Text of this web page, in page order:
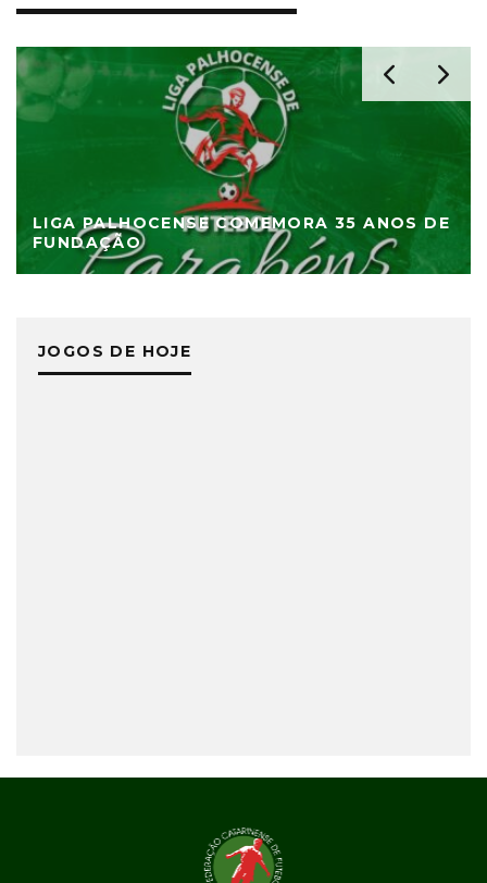
LIGA PALHOCENSE COMEMORA 35 ANOS DE
FUNDAÇÃO
JOGOS DE HOJE